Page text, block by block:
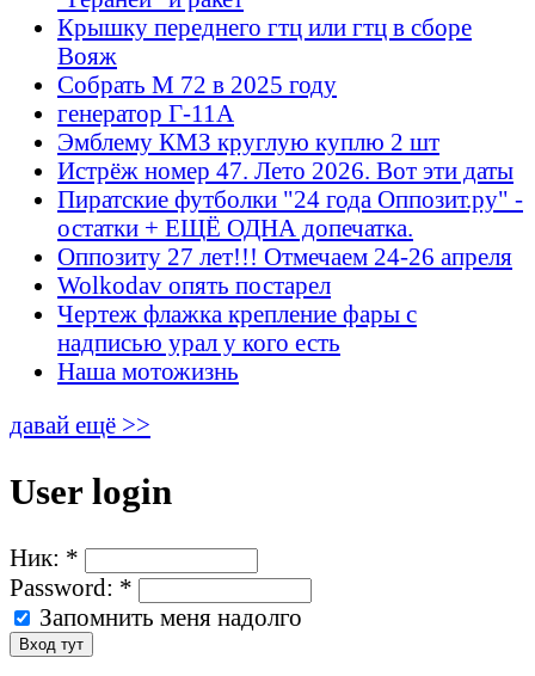
Крышку переднего гтц или гтц в сборе
Вояж
Собрать М 72 в 2025 году
генератор Г-11А
Эмблему КМЗ круглую куплю 2 шт
Истрёж номер 47. Лето 2026. Вот эти даты
Пиратские футболки "24 года Оппозит.ру" -
остатки + ЕЩЁ ОДНА допечатка.
Оппозиту 27 лет!!! Отмечаем 24-26 апреля
Wolkodav опять постарел
Чертеж флажка крепление фары с
надписью урал у кого есть
Наша мотожизнь
давай ещё >>
User login
Ник: *
Password: *
Запомнить меня надолго